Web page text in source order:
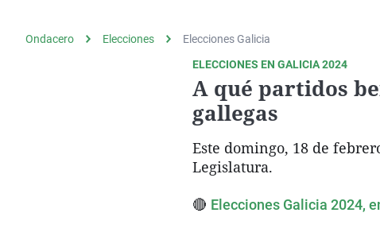
Ondacero Elecciones
Elecciones Galicia
ELECCIONES EN GALICIA 2024
A qué partidos
gallegas
Este domingo, 18 de
Legislatura.
🔴 Elecciones Galicia 2024,